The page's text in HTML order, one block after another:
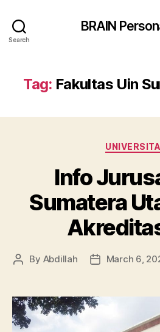
Search
BRAIN
Tag: Fakultas Uin
Info
Sumatera
Post
By Abdillah
PostMarch 6,